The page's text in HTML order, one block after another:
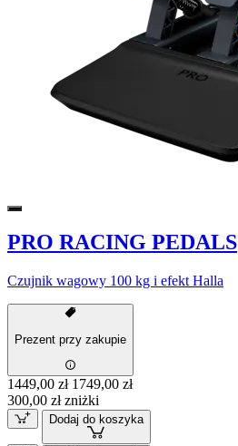
PRO RACING PEDALS
Czujnik wagowy 100 kg i efekt Halla
Prezent przy zakupie
1449,00 zł 1749,00 zł
300,00 zł zniżki
Dodaj do koszyka